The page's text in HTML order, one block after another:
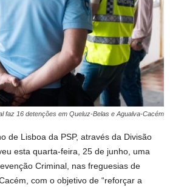
faz 16 detenções em Queluz-Belas e Agualva-Cacém
de Lisboa da PSP, através da Divisão
esta quarta-feira, 25 de junho, uma
Criminal, nas freguesias de
com o objetivo de “reforçar a